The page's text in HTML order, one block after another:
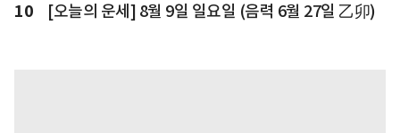
10 [오늘의 운세] 8월 9일 일요일 (음력 6월 27일 乙卯)